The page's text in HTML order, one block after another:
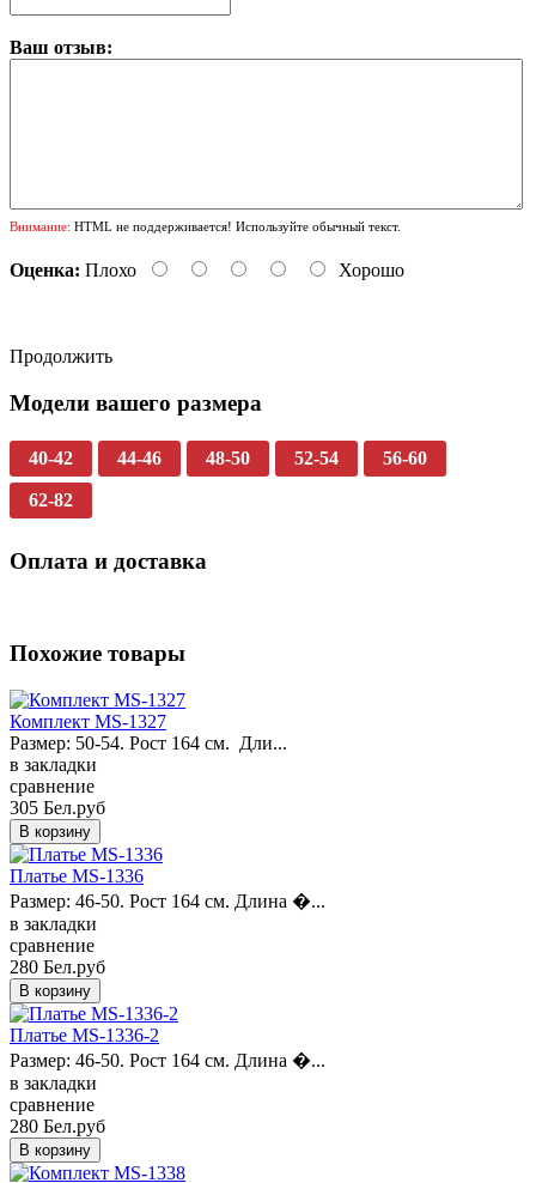
Ваш отзыв:
Внимание: HTML не поддерживается! Используйте обычный текст.
Оценка: Плохо Хорошо
Продолжить
Модели вашего размера
40-42 44-46 48-50 52-54 56-60
62-82
Оплата и доставка
Похожие товары
Комплект MS-1327
Размер: 50-54. Рост 164 см. Дли...
в закладки
сравнение
305 Бел.руб
Платье MS-1336
Размер: 46-50. Рост 164 см. Длина �...
в закладки
сравнение
280 Бел.руб
Платье MS-1336-2
Размер: 46-50. Рост 164 см. Длина �...
в закладки
сравнение
280 Бел.руб